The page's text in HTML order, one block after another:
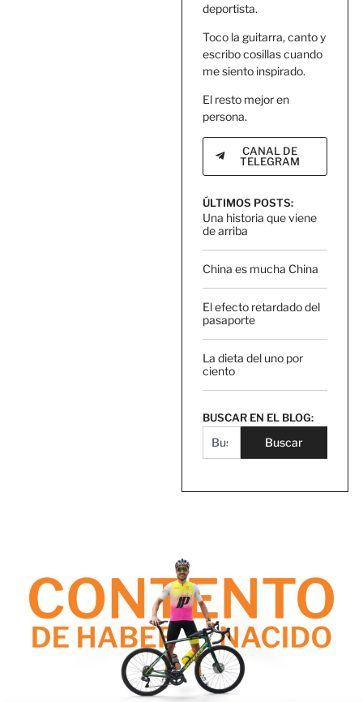
deportista.
Toco la guitarra, canto y
escribo cosillas cuando
me siento inspirado.
El resto mejor en
persona.
CANAL DE
TELEGRAM
ÚLTIMOS POSTS:
Una historia que viene
de arriba
China es mucha China
El efecto retardado del
pasaporte
La dieta del uno por
ciento
BUSCAR EN EL BLOG:
Buscar